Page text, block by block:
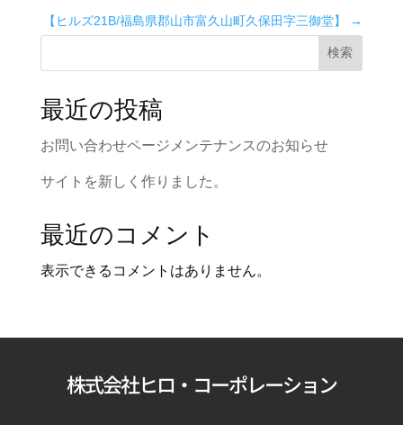
【ヒルズ21B/福島県郡山市富久山町久保田字三御堂】
→
検索
最近の投稿
お問い合わせページメンテナンスのお知らせ
サイトを新しく作りました。
最近のコメント
表示できるコメントはありません。
株式会社ヒロ・コーポレーション